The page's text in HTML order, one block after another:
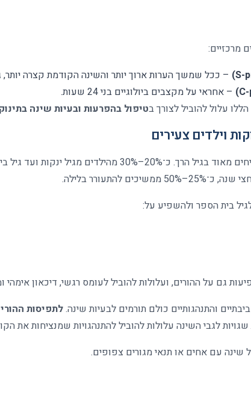
מרכזיים:
– ככל שמשך הערות ארוך יותר והשינה הקודמת קצרה יותר,
– אחראי על מקצבים ביולוגיים בני 24 שעות
.
עלול להוביל לצורך בטיפול בהפרעות ובעיות שינה
וילדים צעירים
קשיי הירדמות ויקיצות ליליות שכיחים מאוד בגיל הרך.
להתעורר בלילה
.
בית הספר ולהשפיע על:
גם על ההורים, ועלולות להוביל לעומס רגשי, דיכאון אימהי
והתנהגותיים כולם תורמים לבעיות שינה.לתפיסות
לגבי השינה עלולות להוביל להתנהגויות שמנציחות את
עם אחים או תנאי מגורים צפופים.